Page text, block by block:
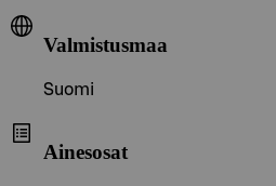
Valmistusmaa
Suomi
Ainesosat